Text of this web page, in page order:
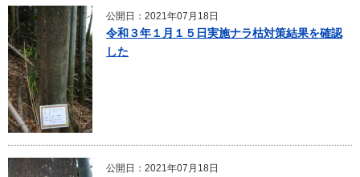
公開日：2021年07月18日
令和３年１月１５日実施ナラ枯対策結果を確認
した
公開日：2021年07月18日